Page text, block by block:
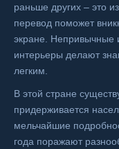
раньше других – это
перевод поможет
экране. Непривычные
интерьеры делают
легким.
В этой стране
придерживается
мельчайшие
года поражают